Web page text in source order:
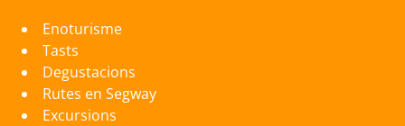
Enoturisme
Tasts
Degustacions
Rutes en Segway
Excursions